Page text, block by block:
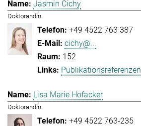
Jasmin Cichy
Doktorandin
+49 4522 763 387
cichy@...
152
Publikationsreferenzen
Lisa Marie Hofacker
Doktorandin
+49 4522 763-235